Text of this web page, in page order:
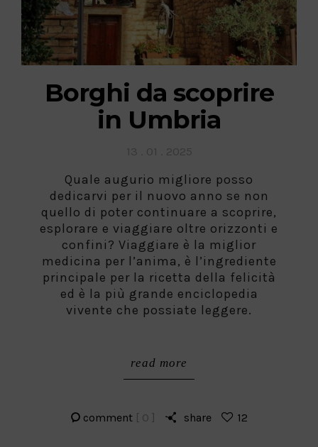
Borghi da scoprire
in Umbria
Quale augurio migliore posso
dedicarvi per il nuovo anno se non
quello di poter continuare a scoprire,
esplorare e viaggiare oltre orizzonti e
confini? Viaggiare è la miglior
medicina per l’anima, è l’ingrediente
principale per la ricetta della felicità
ed è la più grande enciclopedia
vivente che possiate leggere.
read more
comment [ 0 ] share 12